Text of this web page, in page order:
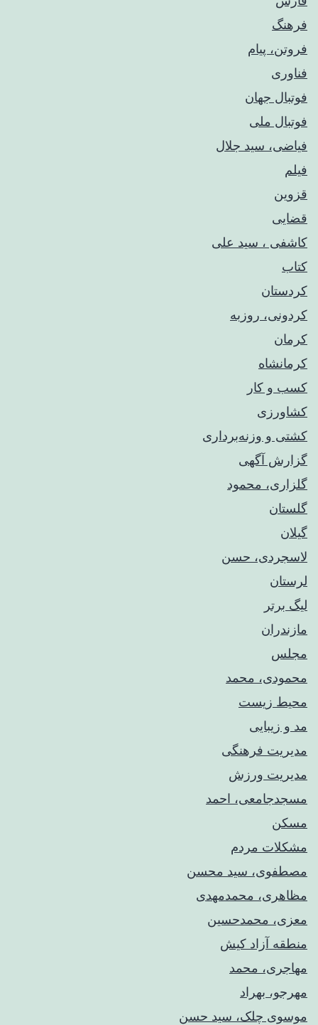
فرهنگ
فروتن، پیام
فناوری
فوتبال جهان
فوتبال ملی
فیاضی، سید جلال
فیلم
قزوین
قضایی
کاشفی ، سید علی
کتاب
کردستان
کردونی، روزبه
کرمان
کرمانشاه
کسب و کار
کشاورزی
کشتی و وزنه‌برداری
گزارش آگهی
گلزاری، محمود
گلستان
گیلان
لاسجردی، حسن
لرستان
لیگ برتر
مازندران
مجلس
محمودی، محمد
محیط زیست
مد و زیبایی
مدیریت فرهنگی
مدیریت ورزش
مسجدجامعی، احمد
مسکن
مشکلات مردم
مصطفوی، سید محسن
مظاهری، محمدمهدی
معزی، محمدحسین
منطقه آزاد کیش
مهاجری، محمد
مهرجو، بهراد
موسوی چلک، سید حسن